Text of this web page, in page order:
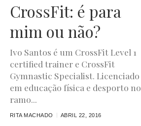
CrossFit: é para
mim ou não?
Ivo Santos é um CrossFit Level 1
certified trainer e CrossFit
Gymnastic Specialist. Licenciado
em educação física e desporto no
ramo...
RITA MACHADO ABRIL 22, 2016